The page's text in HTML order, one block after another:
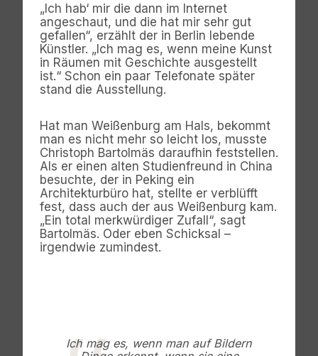
„Ich hab‘ mir die dann im Internet
angeschaut, und die hat mir sehr gut
gefallen“, erzählt der in Berlin lebende
Künstler. „Ich mag es, wenn meine Kunst
in Räumen mit Geschichte ausgestellt
ist.“ Schon ein paar Telefonate später
stand die Ausstellung.
Hat man Weißenburg am Hals, bekommt
man es nicht mehr so leicht los, musste
Christoph Bartolmäs daraufhin feststellen.
Als er einen alten Studienfreund in China
besuchte, der in Peking ein
Architekturbüro hat, stellte er verblüfft
fest, dass auch der aus Weißenburg kam.
„Ein total merkwürdiger Zufall“, sagt
Bartolmäs. Oder eben Schicksal –
irgendwie zumindest.
Ich mag es, wenn man auf Bildern